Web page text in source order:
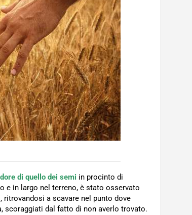
di quello dei semi in procinto di
e in largo nel terreno, è stato osservato
a scavare nel punto dove
scoraggiati dal fatto di non averlo trovato.